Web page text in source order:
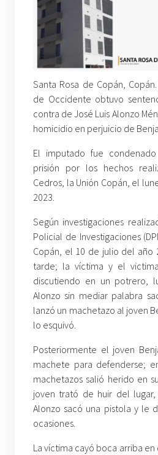
Santa Rosa de Copán,
de Occidente obtuvo
contra de José Luis Alonzo
homicidio en perjuicio de
El imputado fue
prisión por los hechos
Cedros, la Unión Copán, el
2023.
Según investigaciones
Policial de Investigaciones
Copán, el 10 de julio del año
tarde; la víctima y el
discutiendo en un potrero,
Alonzo sin mediar palabra
lanzó un machetazo al joven
lo esquivó.
Posteriormente el joven
machete para defenderse;
machetazos salió herido en
joven trató de huir del
Alonzo sacó una pistola y le
ocasiones.
La víctima cayó boca arriba